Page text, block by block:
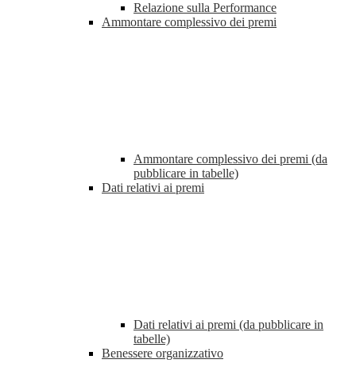
Relazione sulla Performance
Ammontare complessivo dei premi
Ammontare complessivo dei premi (da
pubblicare in tabelle)
Dati relativi ai premi
Dati relativi ai premi (da pubblicare in
tabelle)
Benessere organizzativo